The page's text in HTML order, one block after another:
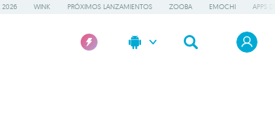
2026 WINK PRÓXIMOS LANZAMIENTOS ZOOBA EMOCHI APPS